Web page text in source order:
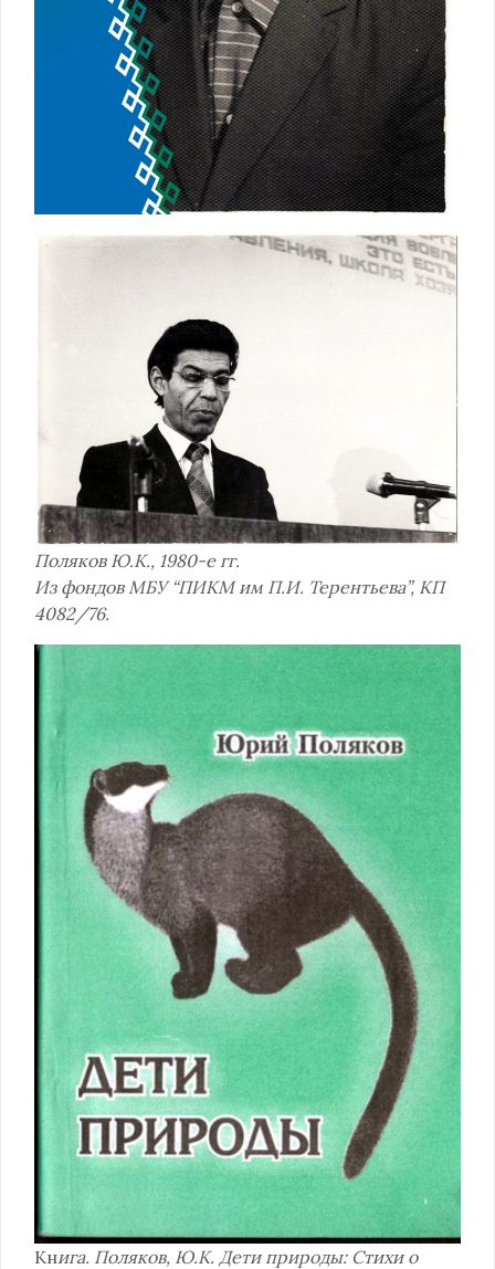
Поляков Ю.К., 1980-е гг.
Из фондов МБУ “ПИКМ им П.И. Терентьева”, КП
4082/76.
Книга. Поляков, Ю.К. Дети природы: Стихи о